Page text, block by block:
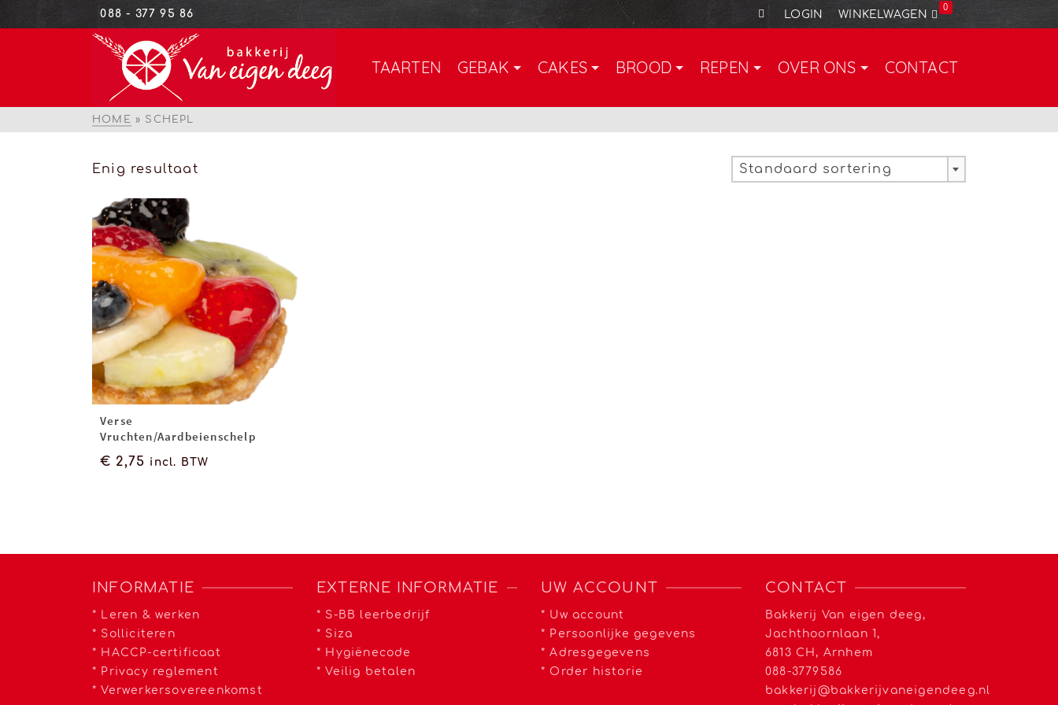
088 - 377 95 86 LOGIN WINKELWAGEN
0
TAARTEN GEBAK CAKES BROOD REPEN OVER ONS CONTACT
HOME » SCHEPL
Enig resultaat Standaard sortering
Verse
Vruchten/Aardbeienschelp
€ 2,75 incl. BTW
INFORMATIE
*
Leren & werken
* Solliciteren
* HACCP-certificaat
* Privacy reglement
*Verwerkersovereenkomst
EXTERNE INFORMATIE
* S-BB leerbedrijf
* Siza
* Hygiënecode
*Veilig betalen
UW ACCOUNT
* Uw account
* Persoonlijke gegevens
*Adresgegevens
* Order historie
CONTACT
Bakkerij Van eigen deeg,
Jachthoornlaan 1,
6813 CH, Arnhem
088-3779586
bakkerij@bakkerijvaneigendeeg.nl